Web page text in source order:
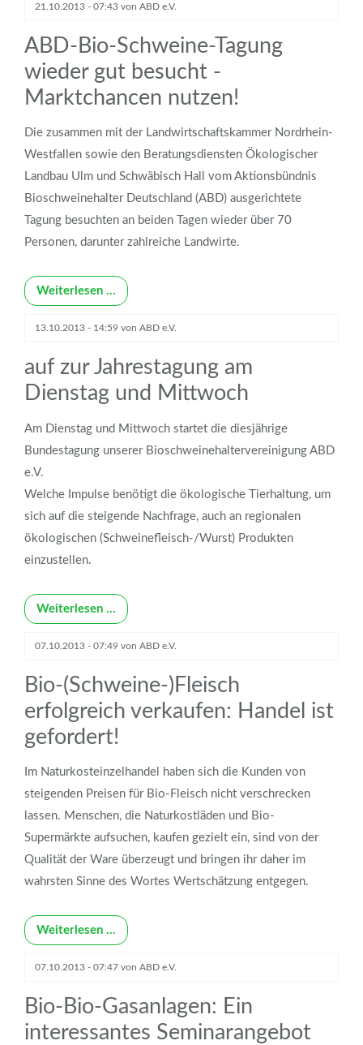
21.10.2013 - 07:43 von ABD e.V.
ABD-Bio-Schweine-Tagung
wieder gut besucht -
Marktchancen nutzen!
Die zusammen mit der Landwirtschaftskammer Nordrhein-
Westfallen sowie den Beratungsdiensten Ökologischer
Landbau Ulm und Schwäbisch Hall vom Aktionsbündnis
Bioschweinehalter Deutschland (ABD) ausgerichtete
Tagung besuchten an beiden Tagen wieder über 70
Personen, darunter zahlreiche Landwirte.
Weiterlesen …
13.10.2013 - 14:59 von ABD e.V.
auf zur Jahrestagung am
Dienstag und Mittwoch
Am Dienstag und Mittwoch startet die diesjährige
Bundestagung unserer Bioschweinehaltervereinigung ABD
e.V.
Welche Impulse benötigt die ökologische Tierhaltung, um
sich auf die steigende Nachfrage, auch an regionalen
ökologischen (Schweinefleisch-/Wurst) Produkten
einzustellen.
Weiterlesen …
07.10.2013 - 07:49 von ABD e.V.
Bio-(Schweine-)Fleisch
erfolgreich verkaufen: Handel ist
gefordert!
Im Naturkosteinzelhandel haben sich die Kunden von
steigenden Preisen für Bio-Fleisch nicht verschrecken
lassen. Menschen, die Naturkostläden und Bio-
Supermärkte aufsuchen, kaufen gezielt ein, sind von der
Qualität der Ware überzeugt und bringen ihr daher im
wahrsten Sinne des Wortes Wertschätzung entgegen.
Weiterlesen …
07.10.2013 - 07:47 von ABD e.V.
Bio-Bio-Gasanlagen: Ein
interessantes Seminarangebot